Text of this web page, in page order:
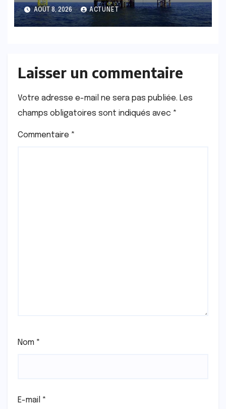
cœur de la polémique
AOÛT 8, 2026 ACTUNET
Laisser un commentaire
Votre adresse e-mail ne sera pas publiée. Les
champs obligatoires sont indiqués avec *
Commentaire *
Nom *
E-mail *